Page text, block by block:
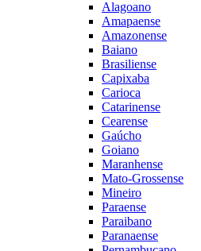
Alagoano
Amapaense
Amazonense
Baiano
Brasiliense
Capixaba
Carioca
Catarinense
Cearense
Gaúcho
Goiano
Maranhense
Mato-Grossense
Mineiro
Paraense
Paraibano
Paranaense